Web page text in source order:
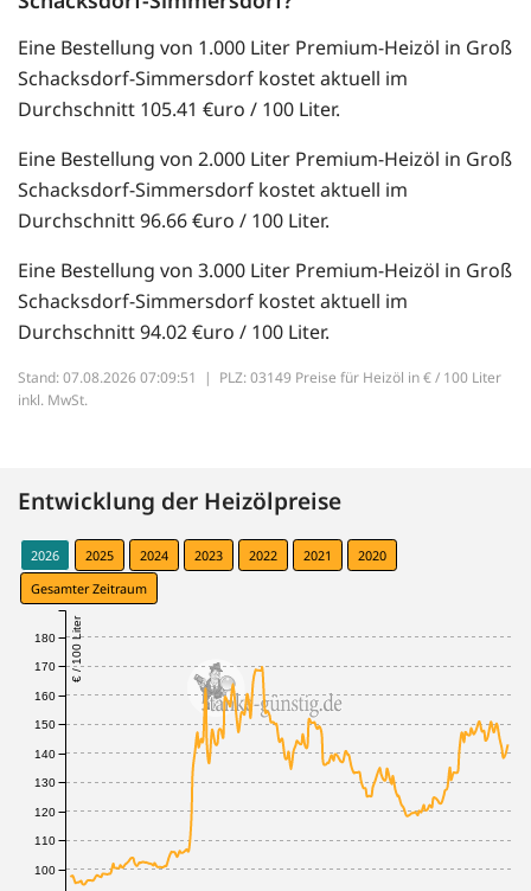
Eine Bestellung von 1.000 Liter Premium-Heizöl in Groß
Schacksdorf-Simmersdorf kostet aktuell im
Durchschnitt 105.41 €uro / 100 Liter.
Eine Bestellung von 2.000 Liter Premium-Heizöl in Groß
Schacksdorf-Simmersdorf kostet aktuell im
Durchschnitt 96.66 €uro / 100 Liter.
Eine Bestellung von 3.000 Liter Premium-Heizöl in Groß
Schacksdorf-Simmersdorf kostet aktuell im
Durchschnitt 94.02 €uro / 100 Liter.
Stand: 07.08.2026 07:09:51 | PLZ: 03149 Preise für Heizöl in € / 100 Liter
inkl. MwSt.
Entwicklung der Heizölpreise
2026 2025 2024 2023 2022 2021
2020
Gesamter Zeitraum
€ / 100 Liter
100
110
120
130
140
150
160
170
180